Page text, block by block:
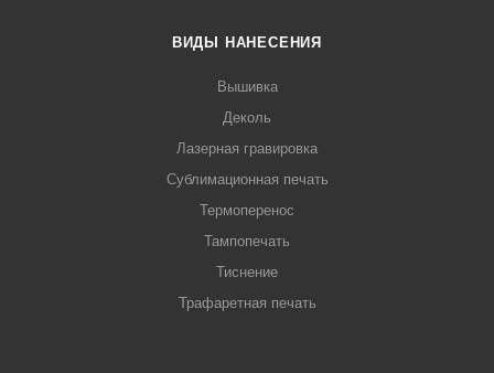
ВИДЫ НАНЕСЕНИЯ
Вышивка
Деколь
Лазерная гравировка
Сублимационная печать
Термоперенос
Тампопечать
Тиснение
Трафаретная печать